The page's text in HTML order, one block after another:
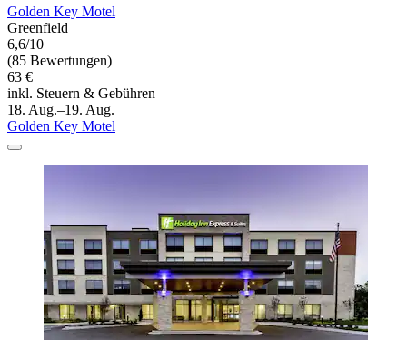
Golden Key Motel
Greenfield
6,6/10
(85 Bewertungen)
63 €
inkl. Steuern & Gebühren
18. Aug.–19. Aug.
Golden Key Motel